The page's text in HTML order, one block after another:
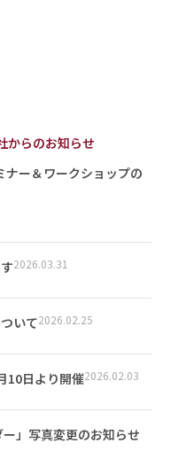
からのお知らせ
ー＆ワークショップの
2026.03.31
いて2026.02.25
10日より開催2026.02.03
ー」写真変更のお知らせ